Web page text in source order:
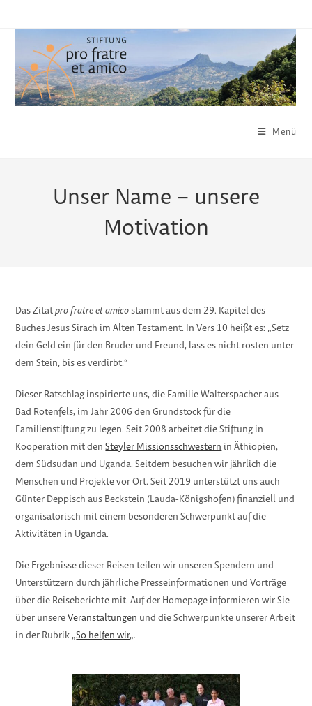
Menü
Unser Name – unsere
Motivation
Das Zitatpro fratre et amicostammt aus dem 29. Kapitel des
Buches Jesus Sirach im Alten Testament. In Vers 10 heißt es: „Setz
dein Geld ein für den Bruder und Freund, lass es nicht rosten unter
dem Stein, bis es verdirbt.“
Dieser Ratschlag inspirierte uns, die Familie Walterspacher aus
Bad Rotenfels, im Jahr 2006 den Grundstock für die
Familienstiftung zu legen. Seit 2008 arbeitet die Stiftung in
Kooperation mit denSteyler Missionsschwestern in Äthiopien,
dem Südsudan und Uganda. Seitdem besuchen wir jährlich die
Menschen und Projekte vor Ort. Seit 2019 unterstützt uns auch
Günter Deppisch aus Beckstein (Lauda-Königshofen) finanziell und
organisatorisch mit einem besonderen Schwerpunkt auf die
Aktivitäten in Uganda.
Die Ergebnisse dieser Reisen teilen wir unseren Spendern und
Unterstützern durch jährliche Presseinformationen und Vorträge
über die Reiseberichte mit. Auf der Homepage informieren wir Sie
über unsereVeranstaltungen und die Schwerpunkte unserer Arbeit
in der Rubrik „So helfen wir„.